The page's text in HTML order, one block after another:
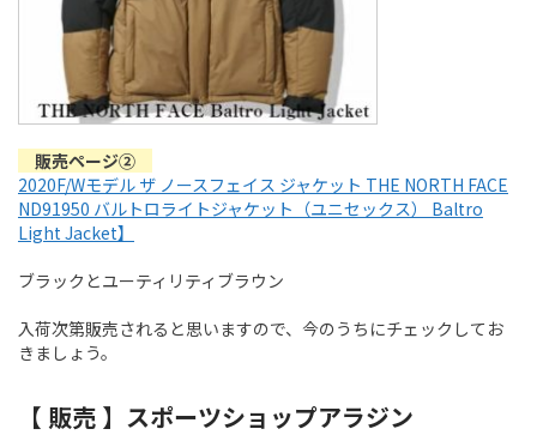
販売ページ②
2020F/Wモデル ザ ノースフェイス ジャケット THE NORTH FACE
ND91950 バルトロライトジャケット（ユニセックス） Baltro
Light Jacket】
ブラックとユーティリティブラウン
入荷次第販売されると思いますので、今のうちにチェックしてお
きましょう。
【 販売 】スポーツショップアラジン